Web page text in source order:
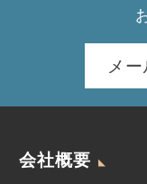
メ
会社概要